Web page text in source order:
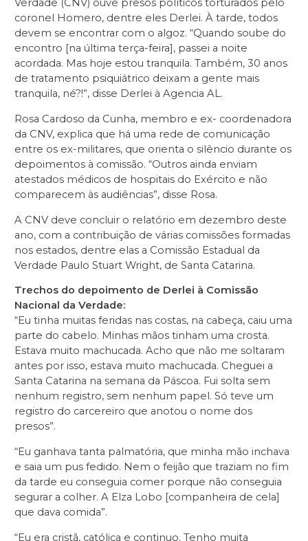
Verdade (CNV) ouve presos políticos torturados pelo
coronel Homero, dentre eles Derlei. À tarde, todos
devem se encontrar com o algoz. “Quando soube do
encontro [na última terça-feira], passei a noite
acordada. Mas hoje estou tranquila. Também, 30 anos
de tratamento psiquiátrico deixam a gente mais
tranquila, né?!”, disse Derlei à Agencia AL.
Rosa Cardoso da Cunha, membro e ex- coordenadora
da CNV, explica que há uma rede de comunicação
entre os ex-militares, que orienta o silêncio durante os
depoimentos à comissão. “Outros ainda enviam
atestados médicos de hospitais do Exército e não
comparecem às audiências”, disse Rosa.
A CNV deve concluir o relatório em dezembro deste
ano, com a contribuição de várias comissões formadas
nos estados, dentre elas a Comissão Estadual da
Verdade Paulo Stuart Wright, de Santa Catarina.
Trechos do depoimento de Derlei à Comissão
Nacional da Verdade:
“Eu tinha muitas feridas nas costas, na cabeça, caiu uma
parte do cabelo. Minhas mãos tinham uma crosta.
Estava muito machucada. Acho que não me soltaram
antes por isso, estava muito machucada. Cheguei a
Santa Catarina na semana da Páscoa. Fui solta sem
nenhum registro, sem nenhum papel. Só teve um
registro do carcereiro que anotou o nome dos
presos”.
“Eu ganhava tanta palmatória, que minha mão inchava
e saia um pus fedido. Nem o feijão que traziam no fim
da tarde eu conseguia comer porque não conseguia
segurar a colher. A Elza Lobo [companheira de cela]
que dava comida”.
“Eu era cristã, católica e continuo. Tenho muita